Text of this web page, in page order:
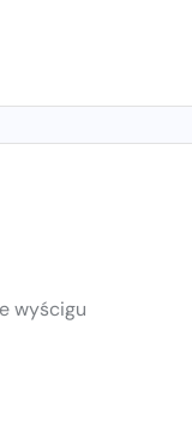
wyścigu